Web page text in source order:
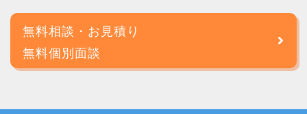
無料相談・お見積り
無料個別面談